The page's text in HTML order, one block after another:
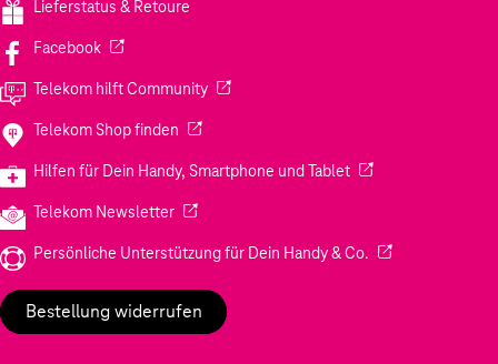
Lieferstatus & Retoure
Facebook(Wird in einem neuen Tab geöffnet)
Telekom hilft Community(Wird in einem neuen Tab geöffnet)
Telekom Shop finden (Wird in einem neuen Tab geöffnet)
Hilfen für Dein Handy, Smartphone und Tablet(Wird in einem
Telekom Newsletter(Wird in einem neuen Tab geöffnet)
Persönliche Unterstützung für Dein Handy & Co. (Wird in einem
Bestellung widerrufen